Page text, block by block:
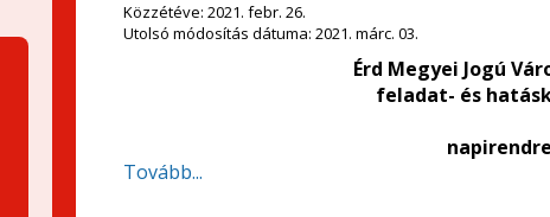
Közzétéve: 2021. febr. 26.
Utolsó módosítás dátuma: 2021. márc. 03.
Érd Megyei Jogú
feladat- és
Tovább...